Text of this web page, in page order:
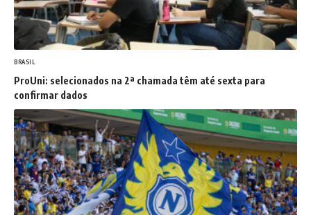
BRASIL
ProUni: selecionados na 2ª chamada têm até sexta para
confirmar dados